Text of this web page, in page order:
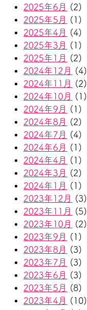
2025年6月
(2)
2025年5月
(1)
2025年4月
(4)
2025年3月
(1)
2025年1月
(2)
2024年12月
(4)
2024年11月
(2)
2024年10月
(1)
2024年9月
(1)
2024年8月
(2)
2024年7月
(4)
2024年6月
(1)
2024年4月
(1)
2024年3月
(2)
2024年1月
(1)
2023年12月
(3)
2023年11月
(5)
2023年10月
(2)
2023年9月
(1)
2023年8月
(3)
2023年7月
(3)
2023年6月
(3)
2023年5月
(8)
2023年4月
(10)